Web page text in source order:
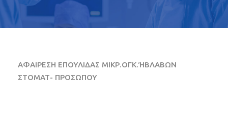
ΑΦΑΙΡΕΣΗ ΕΠΟΥΛΙΔΑΣ ΜΙΚΡ.ΟΓΚ.ΉΒΛΑΒΩΝ
ΣΤΟΜΑΤ- ΠΡΟΣΩΠΟΥ